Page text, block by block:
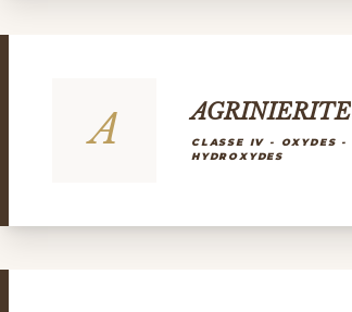
A AGRINIERITE
CLASSE IV - OXYDES -
HYDROXYDES